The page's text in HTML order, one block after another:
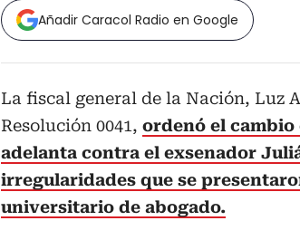
Añadir Caracol Radio en Google
La fiscal general de la Nación, Luz
Resolución 0041, ordenó el cambio
adelanta contra el exsenador
irregularidades que se
universitario de abogado.